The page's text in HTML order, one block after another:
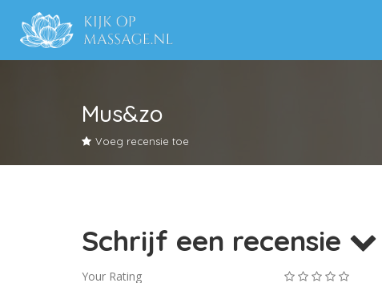
Mus&zo
Voeg recensie toe
Schrijf een recensie
Your Rating